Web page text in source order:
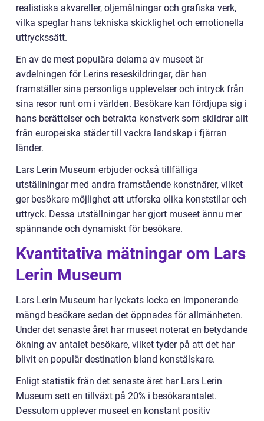
realistiska akvareller, oljemålningar och grafiska verk,
vilka speglar hans tekniska skicklighet och emotionella
uttryckssätt.
En av de mest populära delarna av museet är
avdelningen för Lerins reseskildringar, där han
framställer sina personliga upplevelser och intryck från
sina resor runt om i världen. Besökare kan fördjupa sig i
hans berättelser och betrakta konstverk som skildrar allt
från europeiska städer till vackra landskap i fjärran
länder.
Lars Lerin Museum erbjuder också tillfälliga
utställningar med andra framstående konstnärer, vilket
ger besökare möjlighet att utforska olika konststilar och
uttryck. Dessa utställningar har gjort museet ännu mer
spännande och dynamiskt för besökare.
Kvantitativa mätningar om Lars
Lerin Museum
Lars Lerin Museum har lyckats locka en imponerande
mängd besökare sedan det öppnades för allmänheten.
Under det senaste året har museet noterat en betydande
ökning av antalet besökare, vilket tyder på att det har
blivit en populär destination bland konstälskare.
Enligt statistik från det senaste året har Lars Lerin
Museum sett en tillväxt på 20% i besökarantalet.
Dessutom upplever museet en konstant positiv